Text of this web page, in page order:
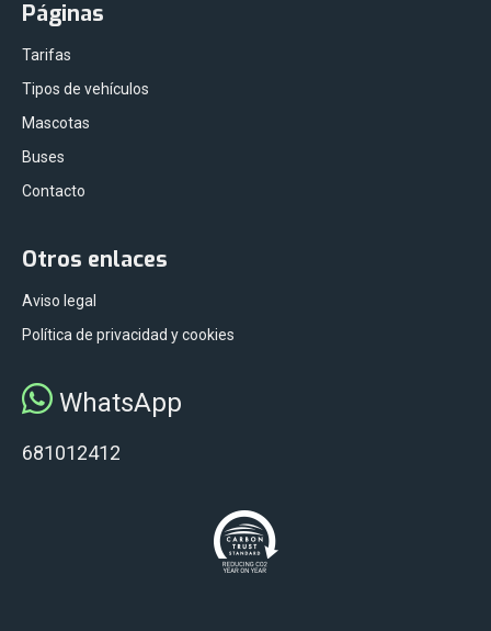
Páginas
Tarifas
Tipos de vehículos
Mascotas
Buses
Contacto
Otros enlaces
Aviso legal
Política de privacidad y cookies
WhatsApp
681012412